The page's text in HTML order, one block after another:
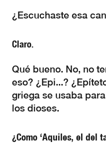
¿Escuchaste esa
Claro.
Qué bueno. No, no
eso? ¿Epi...?
griega se usaba
los dioses.
¿Como ‘Aquiles, el del